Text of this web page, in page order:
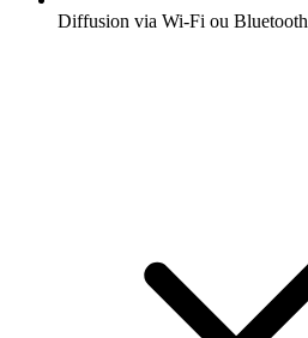
Diffusion via Wi-Fi ou Bluetooth